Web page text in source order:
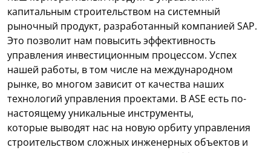
капитальным строительством на системный
рыночный продукт, разработанный компанией SAP.
Это позволит нам повысить эффективность
управления инвестиционным процессом. Успех
нашей работы, в том числе на международном
рынке, во многом зависит от качества наших
технологий управления проектами. В ASE есть по-
настоящему уникальные инструменты,
которые выводят нас на новую орбиту управления
строительством сложных инженерных объектов и